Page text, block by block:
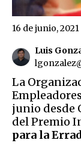
Luis
16 de junio, 2021
La
junio desde
del Premio
para la